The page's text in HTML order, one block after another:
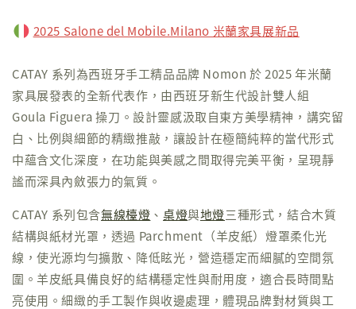
2025 Salone del Mobile.Milano 米蘭家具展新品
CATAY 系列為西班牙手工精品品牌 Nomon 於 2025 年米蘭
家具展發表的全新代表作，由西班牙新生代設計雙人組
Goula Figuera 操刀。設計靈感汲取自東方美學精神，講究留
白、比例與細節的精緻推敲，讓設計在極簡純粹的當代形式
中蘊含文化深度，在功能與美感之間取得完美平衡，呈現靜
謐而深具內斂張力的氣質。
CATAY 系列包含無線檯燈 、桌燈與地燈三種形式，結合木質
結構與紙材光罩，透過 Parchment（羊皮紙）燈罩柔化光
線，使光源均勻擴散、降低眩光，營造穩定而細膩的空間氛
圍。羊皮紙具備良好的結構穩定性與耐用度，適合長時間點
亮使用。細緻的手工製作與收邊處理，體現品牌對材質與工